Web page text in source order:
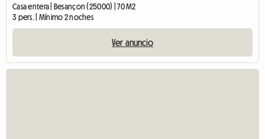
Casa entera | Besançon (25000) | 70 M2
3 pers. | Mínimo 2 noches
Ver anuncio